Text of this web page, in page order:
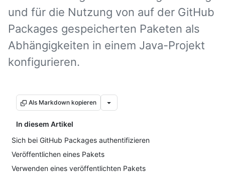
und für die Nutzung von auf der GitHub
Packages gespeicherten Paketen als
Abhängigkeiten in einem Java-Projekt
konfigurieren.
Als Markdown kopieren
In diesem Artikel
Sich bei GitHub Packages authentifizieren
Veröffentlichen eines Pakets
Verwenden eines veröffentlichten Pakets